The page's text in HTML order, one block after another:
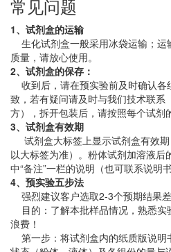
常见问题
1、试剂盒的运输
生化试剂盒一般采用冰袋运输；运
质量，请放心使用。
2、试剂盒的保存：
收到后，请在预实验前及时确认各
致，若有疑问请及时与我们技术联系
方），拆开包装后，请按照每个试剂
3、试剂盒有效期
试剂盒大标签上显示试剂盒有效
以大标签为准）。粉体试剂加溶液后
中“备注”一栏的说明（也可联系说明
4、预实验五步法
强烈建议客户选取2-3个预期结果差
目的：了解本批样品情况，熟悉实
浪费！
第一步：将试剂盒内的纸质版说明